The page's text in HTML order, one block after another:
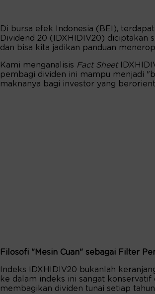
Di bursa efek Indonesia (BEI),
Dividend 20 (IDXHIDIV20) diciptakan
dan bisa kita jadikan panduan
Kami menganalisis Fact Sheet
pembagi dividen ini mampu menjadi
maknanya bagi investor yang
Filosofi "Mesin Cuan" sebagai Filter
Indeks IDXHIDIV20 bukanlah
ke dalam indeks ini sangat
membagikan dividen tunai setiap